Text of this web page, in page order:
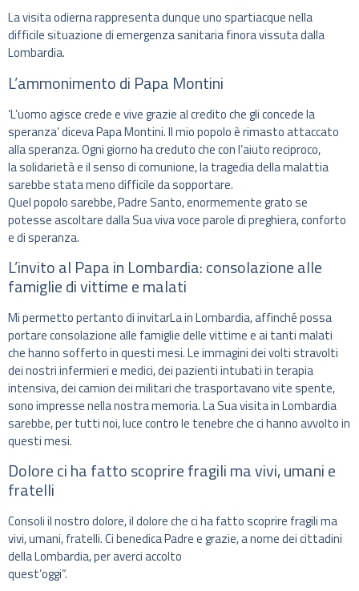
La visita odierna rappresenta dunque uno spartiacque nella
difficile situazione di emergenza sanitaria finora vissuta dalla
Lombardia.
L’ammonimento di Papa Montini
‘L’uomo agisce crede e vive grazie al credito che gli concede la
speranza’ diceva Papa Montini. Il mio popolo è rimasto attaccato
alla speranza. Ogni giorno ha creduto che con l’aiuto reciproco,
la solidarietà e il senso di comunione, la tragedia della malattia
sarebbe stata meno difficile da sopportare.
Quel popolo sarebbe, Padre Santo, enormemente grato se
potesse ascoltare dalla Sua viva voce parole di preghiera, conforto
e di speranza.
L’invito al Papa in Lombardia: consolazione alle
famiglie di vittime e malati
Mi permetto pertanto di invitarLa in Lombardia, affinché possa
portare consolazione alle famiglie delle vittime e ai tanti malati
che hanno sofferto in questi mesi. Le immagini dei volti stravolti
dei nostri infermieri e medici, dei pazienti intubati in terapia
intensiva, dei camion dei militari che trasportavano vite spente,
sono impresse nella nostra memoria. La Sua visita in Lombardia
sarebbe, per tutti noi, luce contro le tenebre che ci hanno avvolto in
questi mesi.
Dolore ci ha fatto scoprire fragili ma vivi, umani e
fratelli
Consoli il nostro dolore, il dolore che ci ha fatto scoprire fragili ma
vivi, umani, fratelli. Ci benedica Padre e grazie, a nome dei cittadini
della Lombardia, per averci accolto
quest’oggi”.